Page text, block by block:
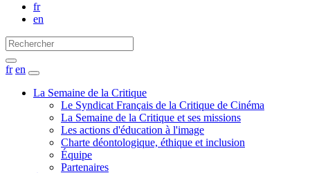
fr
en
fr en
La Semaine de la Critique
Le Syndicat Français de la Critique de Cinéma
La Semaine de la Critique et ses missions
Les actions d'éducation à l'image
Charte déontologique, éthique et inclusion
Équipe
Partenaires